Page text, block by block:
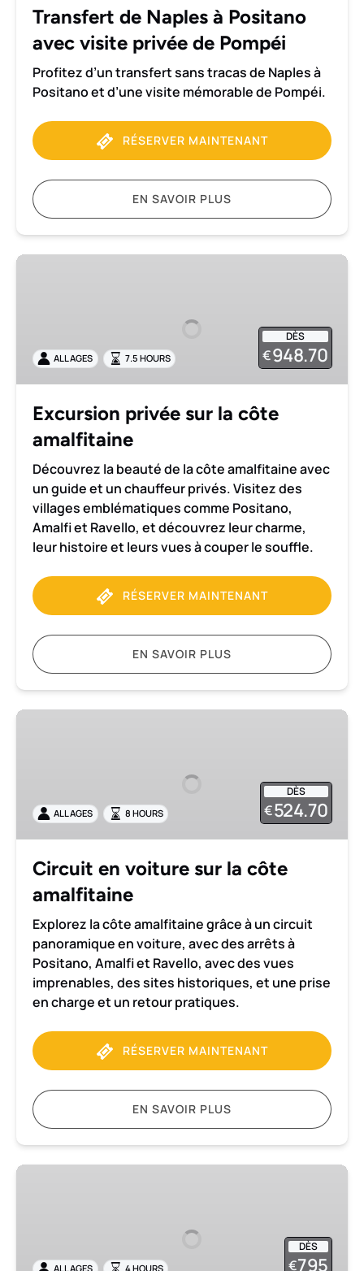
Pompéi
Transfert de Naples à Positano
avec visite privée de Pompéi
Profitez d’un transfert sans tracas de Naples à
Positano et d’une visite mémorable de Pompéi.
RÉSERVER MAINTENANT
EN SAVOIR PLUS
Excursion
amalfitaine
DÈS
€948.70
ALL AGES 7.5 HOURS
Excursion privée sur la côte
amalfitaine
Découvrez la beauté de la côte amalfitaine avec
un guide et un chauffeur privés. Visitez des
villages emblématiques comme Positano,
Amalfi et Ravello, et découvrez leur charme,
leur histoire et leurs vues à couper le souffle.
RÉSERVER MAINTENANT
EN SAVOIR PLUS
Circuit
côte
amalfitaine
DÈS
€524.70
ALL AGES 8 HOURS
Circuit en voiture sur la côte
amalfitaine
Explorez la côte amalfitaine grâce à un circuit
panoramique en voiture, avec des arrêts à
Positano, Amalfi et Ravello, avec des vues
imprenables, des sites historiques, et une prise
en charge et un retour pratiques.
RÉSERVER MAINTENANT
EN SAVOIR PLUS
Transfert
DÈS
€795
ALL AGES 4 HOURS